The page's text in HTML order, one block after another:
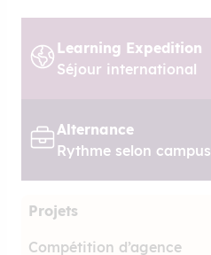
Learning Expedition
Séjour international
Alternance
Rythme selon campus
Projets
Compétition d’agence